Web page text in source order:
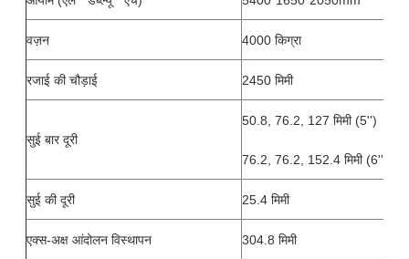
वज़न 4000 किग्रा
रजाई की चौड़ाई 2450 मिमी
सुई बार दूरी
50.8, 76.2, 127 मिमी (5'')
76.2, 76.2, 152.4 मिमी (6'')
सुई की दूरी 25.4 मिमी
एक्स-अक्ष आंदोलन विस्थापन 304.8 मिमी